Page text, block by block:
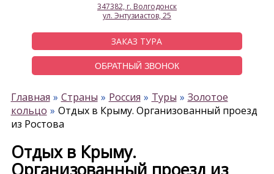
ЗАКАЗ ТУРА
ОБРАТНЫЙ ЗВОНОК
347382, г. Волгодонск
ул. Энтузиастов, 25
Главная Страны Россия Туры
Золотое
кольцо
Отдых в Крыму. Организованный проезд
из Ростова
Отдых в Крыму.